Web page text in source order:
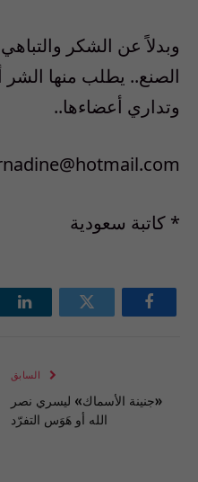
وبدلاً عن الشكر
الصنع.. يطلب منها الشر
وتداري أعضاءها..
* كاتبة سعودية
فيسبوك تويتر
السابق
«جنينة الأسماك» ليسري نصر
الله أو هَوَس التفرّد